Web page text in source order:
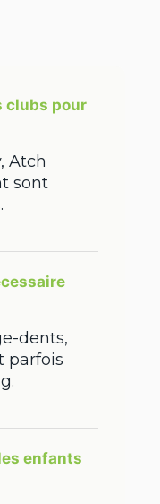
clubs pour
Atch
sont
dents,
parfois
enfants